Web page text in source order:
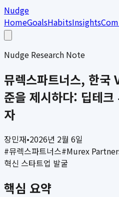
Nudge
HomeGoalsHabitsInsights
Nudge Research Note
뮤렉스파트너스, 한국
준을 제시하다: 딥테
자
장민재•2026년 2월 6일
#뮤렉스파트너스#Murex
혁신 스타트업 발굴
핵심 요약